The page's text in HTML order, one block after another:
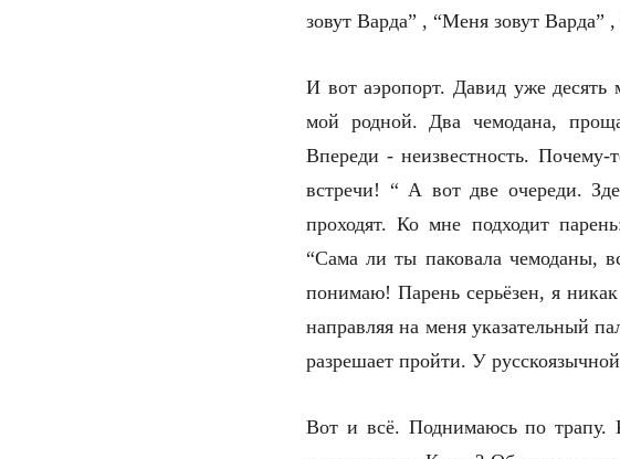
зовут Варда” , “Меня зовут Варда”
И вот аэропорт. Давид уже
мой родной. Два чемодана,
Впереди - неизвестность.
встречи! “ А вот две очереди.
проходят. Ко мне подходит
“Сама ли ты паковала чемоданы,
понимаю! Парень серьёзен, я
направляя на меня указательный
разрешает пройти. У
Вот и всё. Поднимаюсь по трапу.